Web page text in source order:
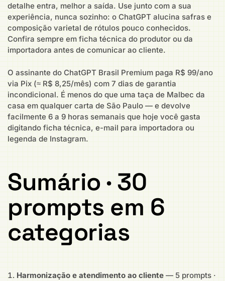
detalhe entra, melhor a saída. Use junto com a sua
experiência, nunca sozinho: o ChatGPT alucina safras e
composição varietal de rótulos pouco conhecidos.
Confira sempre em ficha técnica do produtor ou da
importadora antes de comunicar ao cliente.
O assinante do ChatGPT Brasil Premium paga R$ 99/ano
via Pix (≈ R$ 8,25/mês) com 7 dias de garantia
incondicional. É menos do que uma taça de Malbec da
casa em qualquer carta de São Paulo — e devolve
facilmente 6 a 9 horas semanais que hoje você gasta
digitando ficha técnica, e-mail para importadora ou
legenda de Instagram.
Sumário · 30
prompts em 6
categorias
Harmonização e atendimento ao cliente — 5 prompts ·